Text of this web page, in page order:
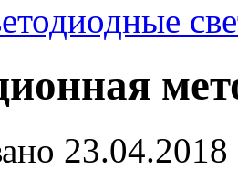
23.04.2018